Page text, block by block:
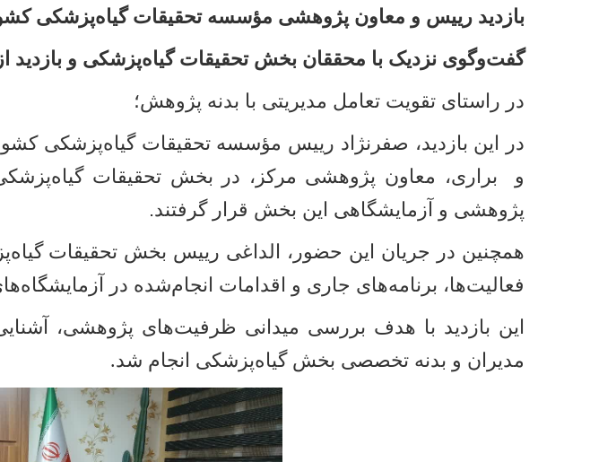
بازدید رییس و معاون پژوهشی مؤسسه تحقیقات گیاه‌پزشکی
گفت‌وگوی نزدیک با محققان بخش تحقیقات گیاه‌پزشکی و بازدید
در راستای تقویت تعامل مدیریتی با بدنه پژوهش؛
در این بازدید، صفرنژاد رییس مؤسسه تحقیقات گیاه‌پزشکی
و براری، معاون پژوهشی مرکز، در بخش تحقیقات
پژوهشی و آزمایشگاهی این بخش قرار گرفتند.
همچنین در جریان این حضور، الداغی رییس بخش تحقیقات
فعالیت‌ها، برنامه‌های جاری و اقدامات انجام‌شده در
این بازدید با هدف بررسی میدانی ظرفیت‌های پژوهشی،
مدیران و بدنه تخصصی بخش گیاه‌پزشکی انجام شد.